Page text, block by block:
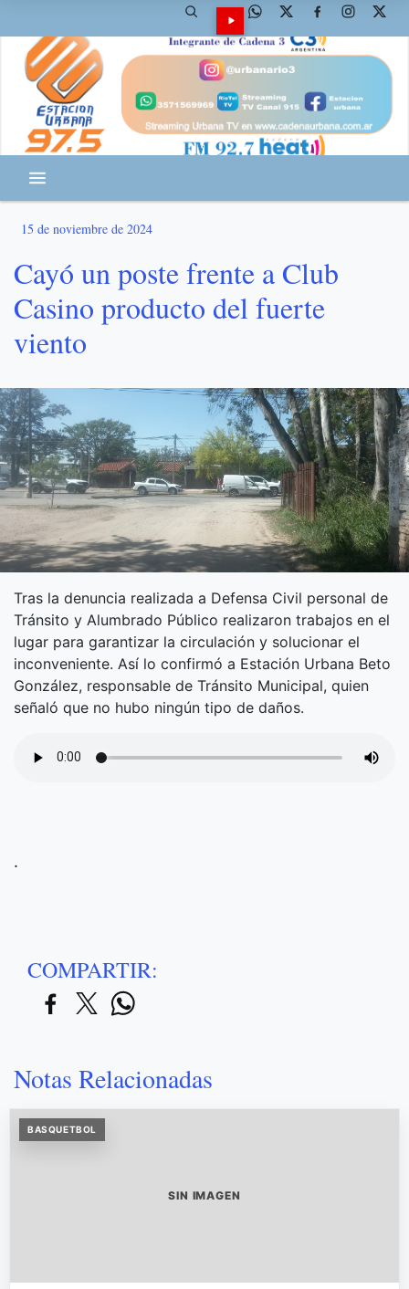
15 de noviembre de 2024
Cayó un poste frente a Club
Casino producto del fuerte
viento
Tras la denuncia realizada a Defensa Civil personal de
Tránsito y Alumbrado Público realizaron trabajos en el
lugar para garantizar la circulación y solucionar el
inconveniente. Así lo confirmó a Estación Urbana Beto
González, responsable de Tránsito Municipal, quien
señaló que no hubo ningún tipo de daños.
.
COMPARTIR:
Notas Relacionadas
BASQUETBOL
SIN IMAGEN